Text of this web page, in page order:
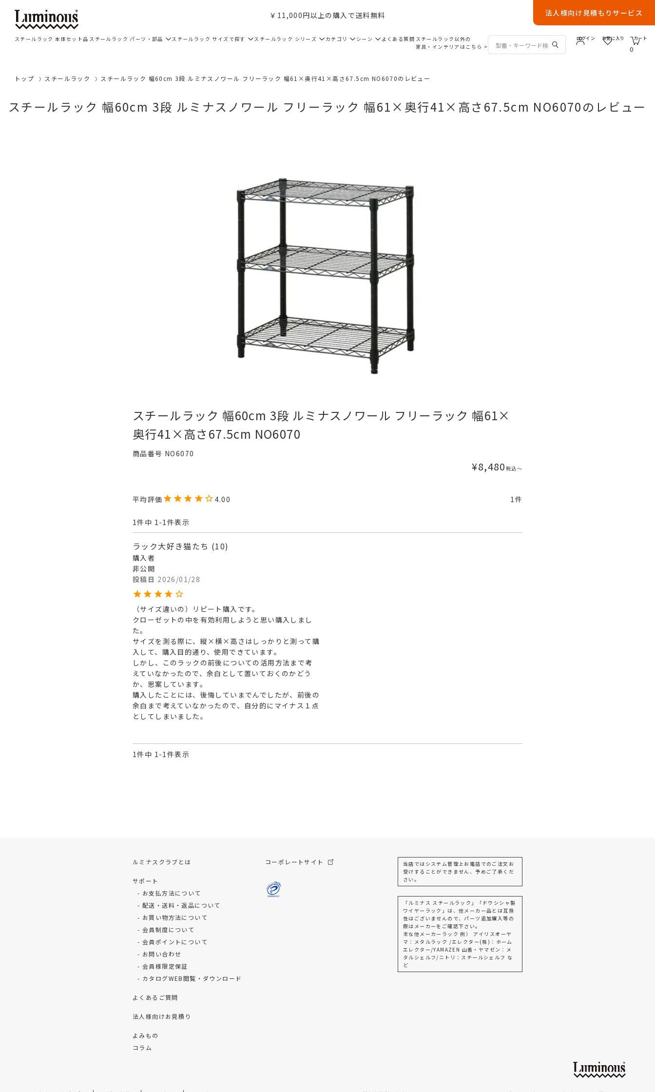
￥11,000円以上の購入で送料無料 法人様向け見積もりサービス
スチールラック 本体セット品 スチールラック パーツ・部品 スチールラック サイズで探す スチールラック シリーズ カテゴリ シーン よくある質問 スチールラック以外の
家具・インテリアはこちら >
ログイン お気に入り
0
カート
トップ スチールラック スチールラック 幅60cm 3段 ルミナスノワール フリーラック 幅61×奥行41×高さ67.5cm NO6070のレビュー
スチールラック 幅60cm 3段 ルミナスノワール フリーラック 幅61×奥行41×高さ67.5cm NO6070のレビュー
スチールラック 幅60cm 3段 ルミナスノワール フリーラック 幅61×
奥行41×高さ67.5cm NO6070
商品番号 NO6070
¥8,480 税込〜
4.00 1
1件中 1-1件表示
ラック大好き猫たち 10
購入者
非公開
投稿日 2026/01/28
（サイズ違いの）リピート購入です。
クローゼットの中を有効利用しようと思い購入しまし
た。
サイズを測る際に、縦×横×高さはしっかりと測って購
入して、購入目的通り、使用できています。
しかし、このラックの前後についての活用方法まで考
えていなかったので、余白として置いておくのかどう
か、思案しています。
購入したことには、後悔していまでんでしたが、前後の
余白まで考えていなかったので、自分的にマイナス１点
としてしまいました。
1件中 1-1件表示
ルミナスクラブとは
サポート
お支払方法について
配送・送料・返品について
お買い物方法について
会員制度について
会員ポイントについて
お問い合わせ
会員様限定保証
カタログWEB閲覧・ダウンロード
よくあるご質問
法人様向けお見積り
よみもの
コラム
コーポレートサイト
当店ではシステム管理上お電話でのご注文お
受けすることができません、予めご了承くだ
さい。
「ルミナス スチールラック」「ドウシシャ製
ワイヤーラック」は、他メーカー品とは互換
性はございませんので、パーツ追加購入等の
際はメーカーをご確認下さい。
主な他メーカーラック 例） アイリスオーヤ
マ：メタルラック /エレクター(株)：ホーム
エレクター/YAMAZEN 山善・ヤマゼン：メ
タルシェルフ/ニトリ：スチールシェルフ な
ど